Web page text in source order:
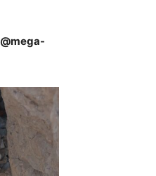
@mega-